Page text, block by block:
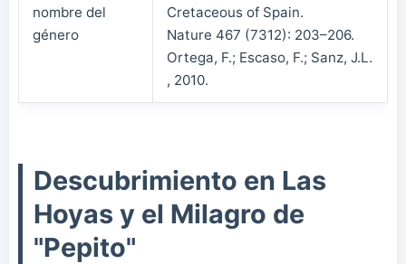
nombre del
género
Cretaceous of Spain.
Nature 467 (7312): 203–206.
Ortega, F.; Escaso, F.; Sanz, J.L.
, 2010.
Descubrimiento en Las
Hoyas y el Milagro de
"Pepito"